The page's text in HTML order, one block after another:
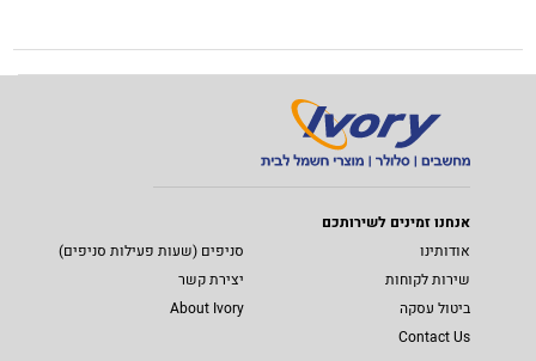
אנחנו זמינים לשירותכם
אודותינו
סניפים (שעות פעילות סניפים)
שירות לקוחות
יצירת קשר
ביטול עסקה
About Ivory
Contact Us